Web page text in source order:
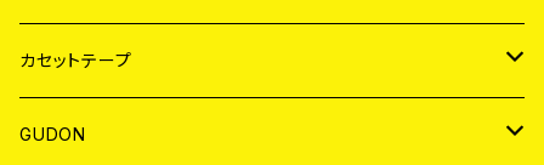
BADGE
JAPAN
WORLD
カセットテープ
JAPAN
GUDON